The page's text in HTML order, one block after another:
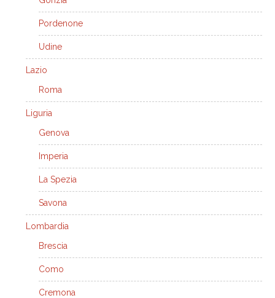
Pordenone
Udine
Lazio
Roma
Liguria
Genova
Imperia
La Spezia
Savona
Lombardia
Brescia
Como
Cremona